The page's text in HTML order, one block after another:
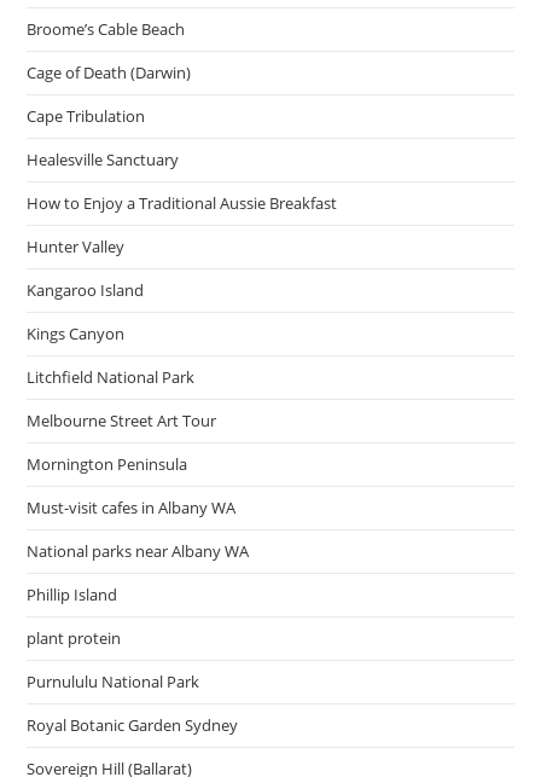
Broome’s Cable Beach
Cage of Death (Darwin)
Cape Tribulation
Healesville Sanctuary
How to Enjoy a Traditional Aussie Breakfast
Hunter Valley
Kangaroo Island
Kings Canyon
Litchfield National Park
Melbourne Street Art Tour
Mornington Peninsula
Must-visit cafes in Albany WA
National parks near Albany WA
Phillip Island
plant protein
Purnululu National Park
Royal Botanic Garden Sydney
Sovereign Hill (Ballarat)